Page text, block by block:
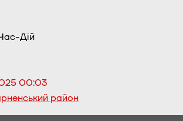
Дій
00:03
район